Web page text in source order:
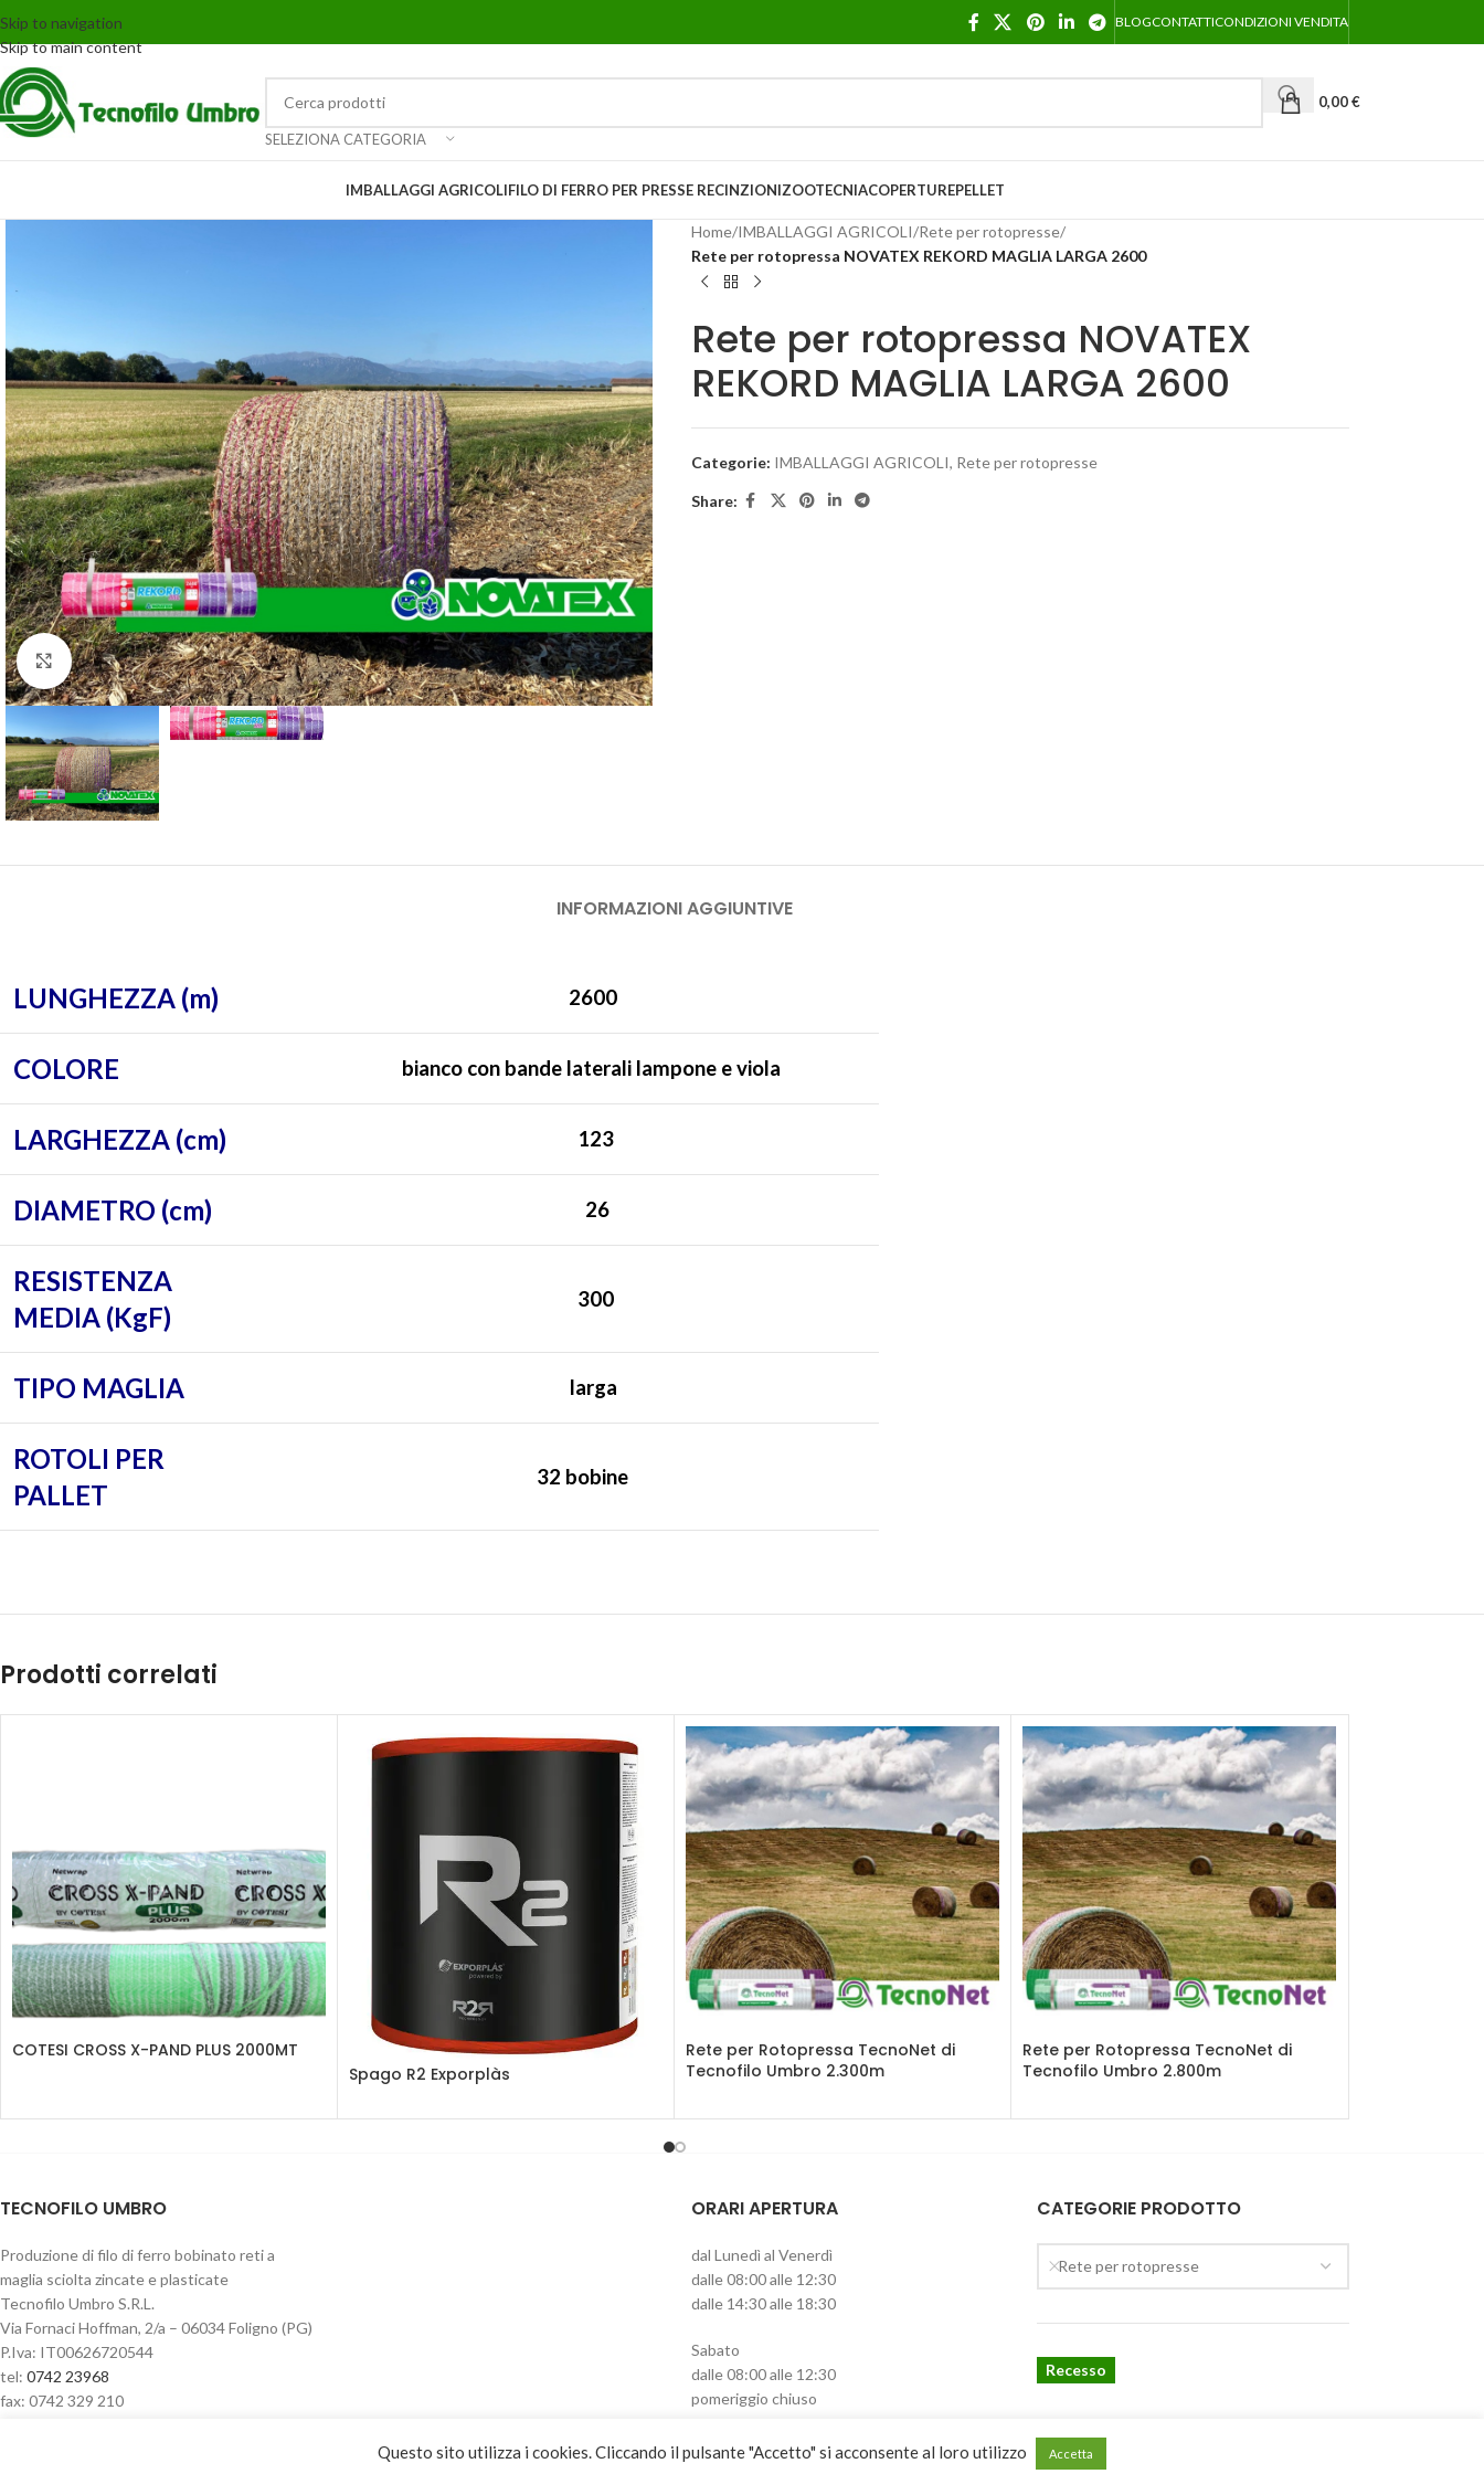
Skip to navigation
Skip to main content
BLOGCONTATTICONDIZIONI VENDITA
SELEZIONA CATEGORIA
0,00€
IMBALLAGGI AGRICOLIFILO DI FERRO PER PRESSE RECINZIONIZOOTECNIACOPERTUREPELLET
Clicca per ingrandire
Home/IMBALLAGGI AGRICOLI/Rete per rotopresse/
Rete per rotopressa NOVATEX REKORD MAGLIA LARGA 2600
Rete per rotopressa NOVATEX
REKORD MAGLIA LARGA 2600
Categorie: IMBALLAGGI AGRICOLI, Rete per rotopresse
Share:
INFORMAZIONI AGGIUNTIVE
LUNGHEZZA (m) 2600
COLORE bianco con bande laterali lampone e viola
LARGHEZZA (cm) 123
DIAMETRO (cm) 26
RESISTENZA
MEDIA (KgF)
300
TIPO MAGLIA larga
ROTOLI PER
PALLET
32 bobine
Prodotti correlati
COTESI CROSS X-PAND PLUS 2000MT
Spago R2 Exporplàs
Rete per Rotopressa TecnoNet di
Tecnofilo Umbro 2.300m
Rete per Rotopressa TecnoNet di
Tecnofilo Umbro 2.800m
TECNOFILO UMBRO
Produzione di filo di ferro bobinato reti a
maglia sciolta zincate e plasticate
Tecnofilo Umbro S.R.L.
Via Fornaci Hoffman, 2/a – 06034 Foligno (PG)
P.Iva: IT00626720544
tel: 0742 23968
fax: 0742 329 210
ORARI APERTURA
dal Lunedì al Venerdì
dalle 08:00 alle 12:30
dalle 14:30 alle 18:30
Sabato
dalle 08:00 alle 12:30
pomeriggio chiuso
CATEGORIE PRODOTTO
Rete per rotopresse
Recesso
Questo sito utilizza i cookies. Cliccando il pulsante "Accetto" si acconsente al loro utilizzo Accetta